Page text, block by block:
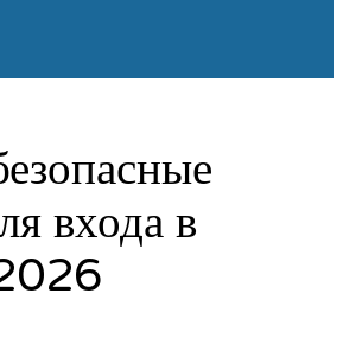
входа в